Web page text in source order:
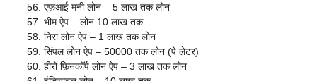
एफ़आई मनी लोन – 5 लाख तक लोन
भीम ऐप – लोन 10 लाख तक
निरा लोन ऐप – 1 लाख तक लोन
सिंपल लोन ऐप – 50000 तक लोन (पे लेटर)
हीरो फ़िनकॉर्प लोन ऐप – 3 लाख तक लोन